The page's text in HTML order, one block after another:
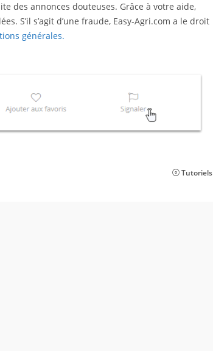
des annonces douteuses. Grâce à votre aide,
S’il s’agit d’une fraude, Easy-Agri.com a le droit
générales.
Tutoriels